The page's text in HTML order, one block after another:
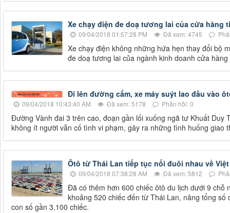
Xe chạy điện đe doạ tương lai của cửa hàng
09/04/2018 01:57:28 PM Đã xem: 4745
Xe chạy điện không những hứa hẹn thay đổi bộ
đe doạ tương lai của ngành kinh doanh cửa
Đi lên đường cấm, xe máy suýt lao đầu vào
09/04/2018 10:43:40 AM Đã xem: 5178 Phản hồi: 0
Đường Vành đai 3 trên cao, đoạn gần lối xuống ngã tư Khuất Duy
không ít người vẫn cố tình vi phạm, gây ra những tình huống giao
Ôtô từ Thái Lan tiếp tục nối đuôi nhau về Việt
09/04/2018 07:38:28 AM Đã xem: 5812
Đã có thêm hơn 600 chiếc ôtô du lịch dưới 9 chỗ
khoảng 520 chiếc đến từ Thái Lan, nâng tổng
con số gần 3.100 chiếc.